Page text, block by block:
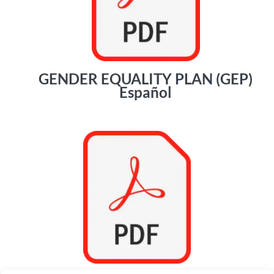
GENDER EQUALITY PLAN (GEP)
Español